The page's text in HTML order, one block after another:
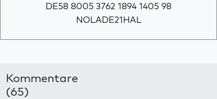
DE58 8005 3762 1894 1405 98
NOLADE21HAL
Kommentare
(65)